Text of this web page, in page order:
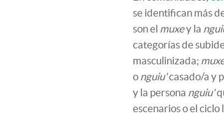
se identifican más
son el muxey la
categorías de
masculinizada;
o nguiu'casado/a y
y la persona nguiu'
escenarios o el ciclo